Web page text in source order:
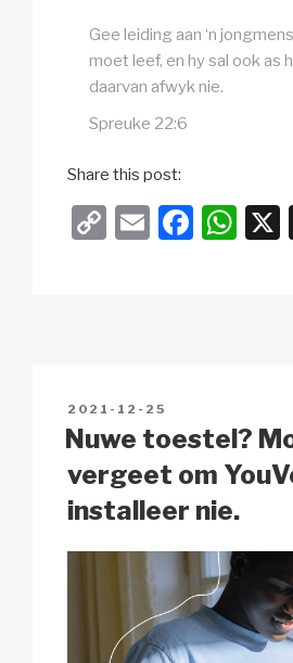
Gee leiding aan ‘n
moet leef, en hy sal ook as
daarvan afwyk nie.
Spreuke 22:6
Share this post:
C
n
k
E
F
o
k
W
p
POSTED
ON
2021-12-25
Nuwe toestel?
vergeet om
installeer nie.